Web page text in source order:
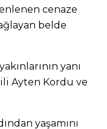
cenaze
belde
yanı
Ayten Kordu ve
yaşamını